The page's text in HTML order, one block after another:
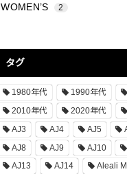
WOMEN’S 2
タグ
1980年代 1990年代
2010年代
2020年代
AJ3
AJ4 AJ5
AJ8
AJ9 AJ10
AJ13
AJ14 Aleali